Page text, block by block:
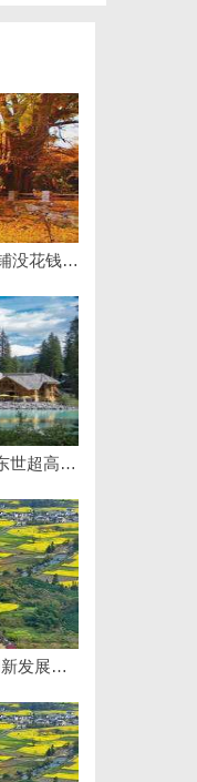
开店最怕“搜不到”为什么隔壁店铺没花钱，ai却天天给他免费派单？
匠心筑绿居 品质铸金鼎 ——山东世超高分子材料有限公司董事长陈世超
天安生物：引领现代生物科技创新发展的先锋企业